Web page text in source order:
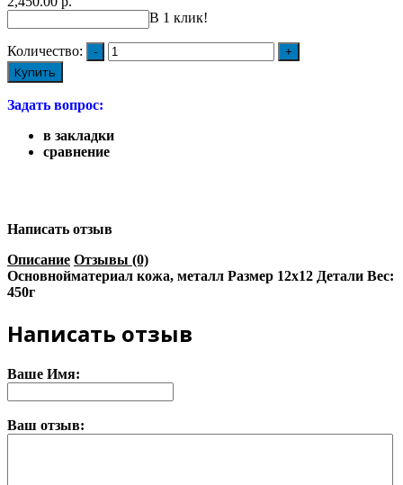
В 1 клик!
Количество:
Купить
Задать вопрос:
в закладки
сравнение
Написать отзыв
Описание Отзывы (0)
Основнойматериал кожа, металл Размер 12х12 Детали Вес:
450г
Написать отзыв
Ваше Имя:
Ваш отзыв: